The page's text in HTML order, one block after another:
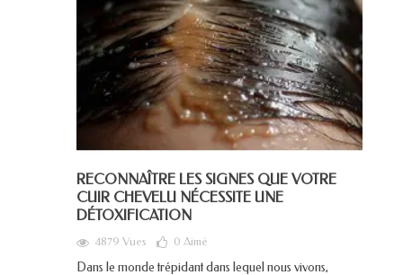
RECONNAÎTRE LES SIGNES QUE VOTRE
CUIR CHEVELU NÉCESSITE UNE
DÉTOXIFICATION
4879 Vues 0 Aimé
Dans le monde trépidant dans lequel nous vivons,